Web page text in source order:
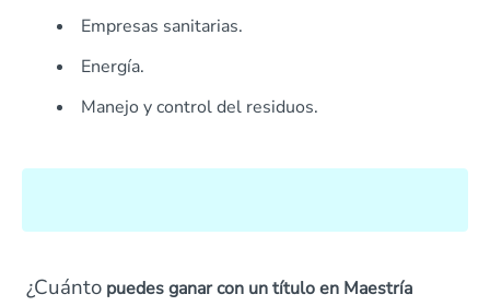
Empresas sanitarias.
Energía.
Manejo y control del residuos.
¿Cuánto puedes ganar con un título en Maestría